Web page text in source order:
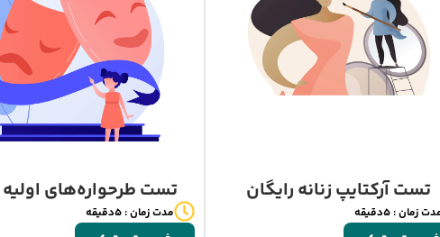
تست آرکتایپ زنانه رایگان
زمان : 5دقیقه
تست طرحواره‌های
مدت زمان : 5دقیقه